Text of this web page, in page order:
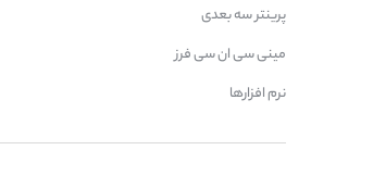
پرینتر سه بعدی
مینی سی ان سی فرز
نرم افزارها